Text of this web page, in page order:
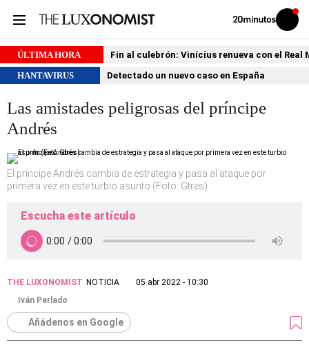
Volver
Iniciar
sesión
ÚLTIMA HORA
Fin al culebrón: Vinícius renueva con el Real
HANTAVIRUS
Detectado un nuevo caso en España
Las amistades peligrosas del príncipe
Andrés
El príncipe Andrés cambia de estrategia y pasa al ataque por
primera vez en este turbio asunto (Foto: Gtres)
Escucha este artículo
THE LUXONOMIST NOTICIA
05 abr 2022 - 10:30
Iván Perlado
Añádenos en Google